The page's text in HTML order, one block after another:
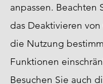
anpassen. Beachten
das Deaktivieren von
die Nutzung
Funktionen
Besuchen Sie auch